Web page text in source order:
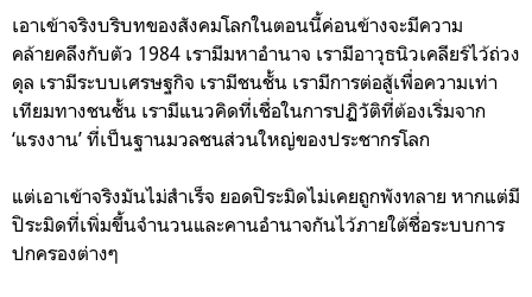
เอาเข้าจริงบริบทของสังคมโลกในตอนนี้ค่อนข้างจะมีความ
คล้ายคลึงกับตัว 1984 เรามีมหาอำนาจ เรามีอาวุธนิวเคลียร์ไว้ถ่วง
ดุล เรามีระบบเศรษฐกิจ เรามีชนชั้น เรามีการต่อสู้เพื่อความเท่า
เทียมทางชนชั้น เรามีแนวคิดที่เชื่อในการปฏิวัติที่ต้องเริ่มจาก
‘แรงงาน’ ที่เป็นฐานมวลชนส่วนใหญ่ของประชากรโลก
แต่เอาเข้าจริงมันไม่สำเร็จ ยอดปิระมิดไม่เคยถูกพังทลาย หากแต่มี
ปิระมิดที่เพิ่มขึ้นจำนวนและคานอำนาจกันไว้ภายใต้ชื่อระบบการ
ปกครองต่างๆ